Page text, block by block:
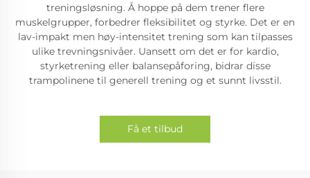
treningsløsning. Å hoppe på dem trener flere
muskelgrupper, forbedrer fleksibilitet og styrke. Det er en
lav-impakt men høy-intensitet trening som kan tilpasses
ulike trevningsnivåer. Uansett om det er for kardio,
styrketrening eller balansepåforing, bidrar disse
trampolinene til generell trening og et sunnt livsstil.
Få et tilbud